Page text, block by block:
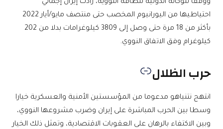
ووفقا للوكالة الدولية للطاقة النووية، زادت إيران إجمالي
احتياطيها من اليورانيوم المخصب حتى منتصف مايو/أيار 2022
بأكثر من 18 مرة حتى وصل إلى 3809 كيلوغرامات بدلا من 202
كيلوغرام وفق الاتفاق النووي.
حرب الظلال
انتهج نتنياهو مدعوما من المؤسستين الأمنية والعسكرية خيارا
وسطا بين الحرب المباشرة على إيران وضرب مشروعها النووي،
وبين الاكتفاء بالرهان على العقوبات الاقتصادية، وتمثل ذلك الخيار